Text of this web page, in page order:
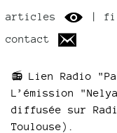
articles | fil
contact
📻 Lien Radio
L’émission
diffusée sur
Toulouse).